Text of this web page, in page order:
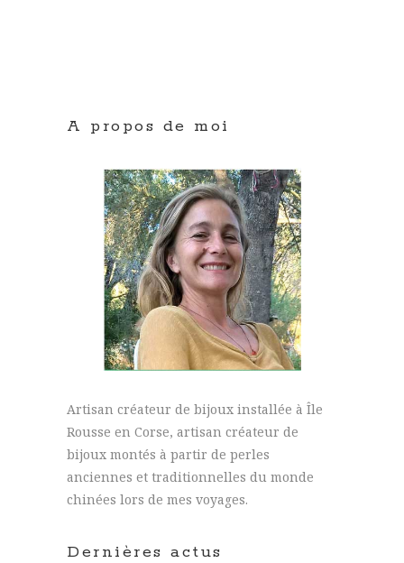
A propos de moi
Artisan créateur de bijoux installée à Île
Rousse en Corse, artisan créateur de
bijoux montés à partir de perles
anciennes et traditionnelles du monde
chinées lors de mes voyages.
Dernières actus